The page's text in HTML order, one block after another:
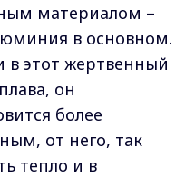
материалом –
в основном.
этот жертвенный
он
более
от него, так
тепло и в